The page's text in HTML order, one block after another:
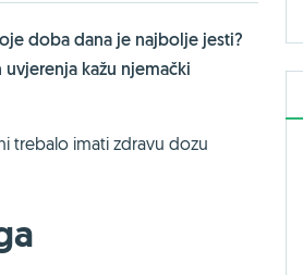
doba dana je najbolje jesti?
kažu njemački
trebalo imati zdravu dozu